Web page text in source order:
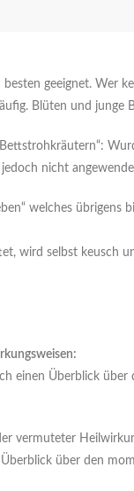
geeignet. Wer
Blüten und
nicht
welches
wird selbst keusch
einen Überblick
vermuteter
über den